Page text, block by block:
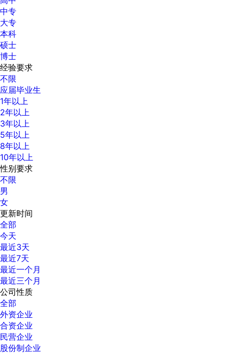
中专
大专
本科
硕士
博士
经验要求
不限
应届毕业生
1年以上
2年以上
3年以上
5年以上
8年以上
10年以上
性别要求
不限
男
女
更新时间
全部
今天
最近3天
最近7天
最近一个月
最近三个月
公司性质
全部
外资企业
合资企业
民营企业
股份制企业